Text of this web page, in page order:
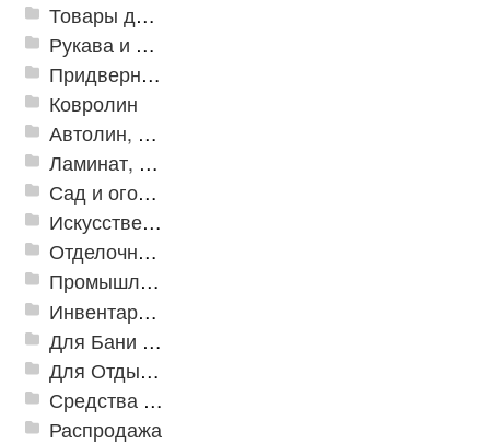
Товары для дома
Рукава и шланги промышленные
Придверные решетки
Ковролин
Автолин, Транслин, Линолеум
Ламинат, Кварцвиниловая плитка SPC
Сад и огород
Искусственная трава
Отделочные профили
Промышленный текстиль
Инвентарь для клининга
Для Бани и Сауны
Для Отдыха и Пикника
Средства от насекомых и садовых вредителей
Распродажа